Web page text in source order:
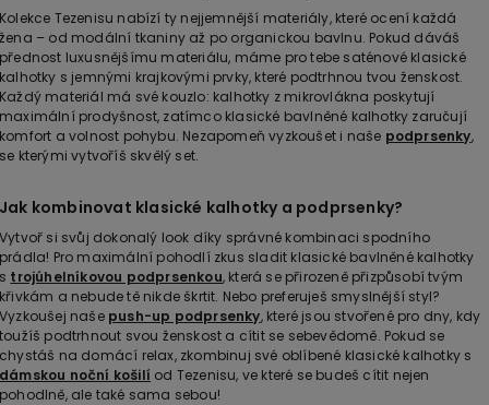
Kolekce Tezenisu nabízí ty nejjemnější materiály, které ocení každá
žena – od modální tkaniny až po organickou bavlnu. Pokud dáváš
přednost luxusnějšímu materiálu, máme pro tebe saténové klasické
kalhotky s jemnými krajkovými prvky, které podtrhnou tvou ženskost.
Každý materiál má své kouzlo: kalhotky z mikrovlákna poskytují
maximální prodyšnost, zatímco klasické bavlněné kalhotky zaručují
komfort a volnost pohybu. Nezapomeň vyzkoušet i naše podprsenky,
se kterými vytvoříš skvělý set.
Jak kombinovat klasické kalhotky a podprsenky?
Vytvoř si svůj dokonalý look díky správné kombinaci spodního
prádla! Pro maximální pohodlí zkus sladit klasické bavlněné kalhotky
s trojúhelníkovou podprsenkou, která se přirozeně přizpůsobí tvým
křivkám a nebude tě nikde škrtit. Nebo preferuješ smyslnější styl?
Vyzkoušej naše push-up podprsenky, které jsou stvořené pro dny, kdy
toužíš podtrhnout svou ženskost a cítit se sebevědomě. Pokud se
chystáš na domácí relax, zkombinuj své oblíbené klasické kalhotky s
dámskou noční košilí od Tezenisu, ve které se budeš cítit nejen
pohodlně, ale také sama sebou!